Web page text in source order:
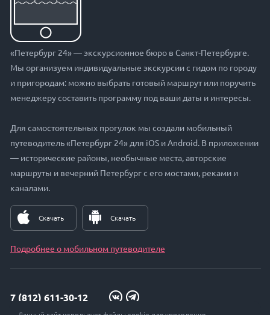
«Петербург 24» — экскурсионное бюро в Санкт-Петербурге.
Мы организуем индивидуальные экскурсии с гидом по городу
и пригородам: можно выбрать готовый маршрут или поручить
менеджеру составить программу под ваши даты и интересы.
Для самостоятельных прогулок мы создали мобильный
путеводитель «Петербург 24» для iOS и Android. В приложении
— исторические районы, необычные места, авторские
маршруты и вечерний Петербург с его мостами, реками и
каналами.
Скачать Скачать
Подробнее о мобильном путеводителе
7 (812) 611-30-12